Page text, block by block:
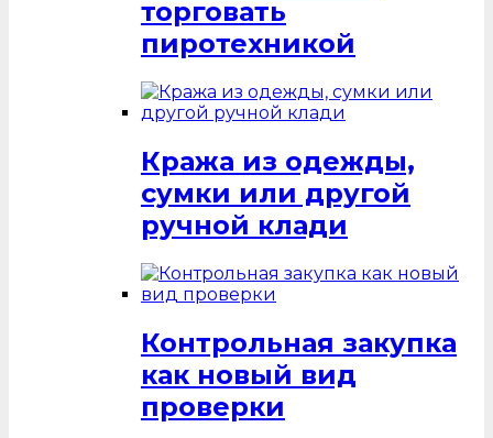
торговать
пиротехникой
Кража из одежды,
сумки или другой
ручной клади
Контрольная закупка
как новый вид
проверки